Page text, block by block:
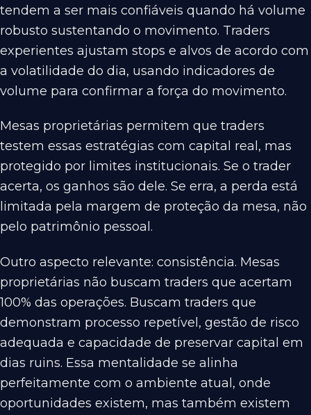
tendem a ser mais confiáveis quando há volume
robusto sustentando o movimento. Traders
experientes ajustam stops e alvos de acordo com
a volatilidade do dia, usando indicadores de
volume para confirmar a força do movimento.
Mesas proprietárias permitem que traders
testem essas estratégias com capital real, mas
protegido por limites institucionais. Se o trader
acerta, os ganhos são dele. Se erra, a perda está
limitada pela margem de proteção da mesa, não
pelo patrimônio pessoal.
Outro aspecto relevante: consistência. Mesas
proprietárias não buscam traders que acertam
100% das operações. Buscam traders que
demonstram processo repetível, gestão de risco
adequada e capacidade de preservar capital em
dias ruins. Essa mentalidade se alinha
perfeitamente com o ambiente atual, onde
oportunidades existem, mas também existem